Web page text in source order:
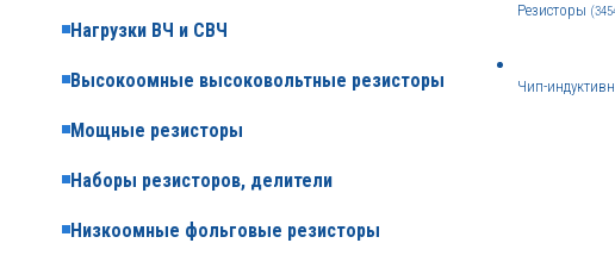
Нагрузки ВЧ и СВЧ
Высокоомные высоковольтные резисторы
Мощные резисторы
Наборы резисторов, делители
Низкоомные фольговые резисторы
Резисторы
Чип-